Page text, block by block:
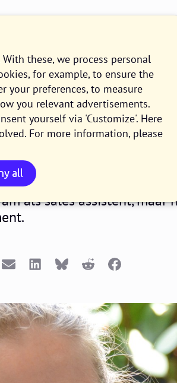
these, we process personal
for example, to ensure the
your preferences, to measure
you relevant advertisements.
yourself via 'Customize'. Here
For more information, please
all
column
organisatie. Dit keer
als sales assistent,
Email LinkedInBlueskyReddit Facebook